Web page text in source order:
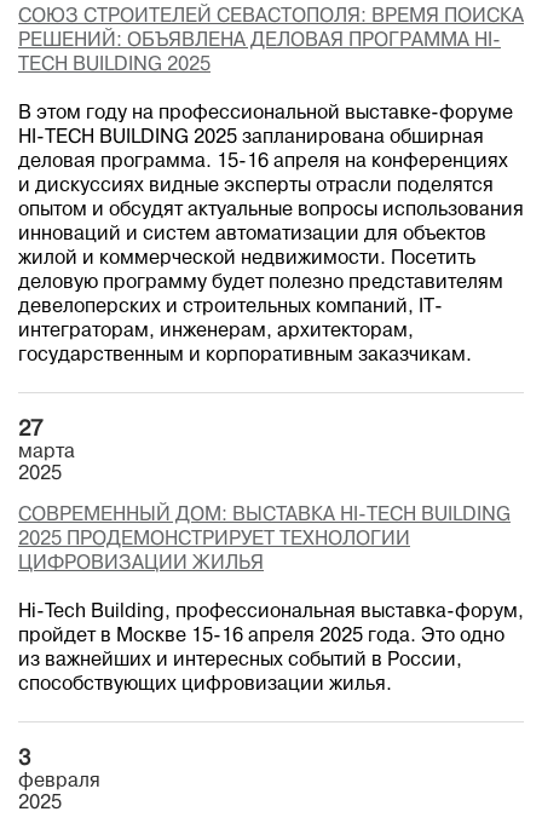
СОЮЗ СТРОИТЕЛЕЙ СЕВАСТОПОЛЯ: ВРЕМЯ ПОИСКА
РЕШЕНИЙ: ОБЪЯВЛЕНА ДЕЛОВАЯ ПРОГРАММА HI-
TECH BUILDING 2025
В этом году на профессиональной выставке-форуме
HI-TECH BUILDING 2025 запланирована обширная
деловая программа. 15-16 апреля на конференциях
и дискуссиях видные эксперты отрасли поделятся
опытом и обсудят актуальные вопросы использования
инноваций и систем автоматизации для объектов
жилой и коммерческой недвижимости. Посетить
деловую программу будет полезно представителям
девелоперских и строительных компаний, IT-
интеграторам, инженерам, архитекторам,
государственным и корпоративным заказчикам.
27
марта
2025
СОВРЕМЕННЫЙ ДОМ: ВЫСТАВКА HI-TECH BUILDING
2025 ПРОДЕМОНСТРИРУЕТ ТЕХНОЛОГИИ
ЦИФРОВИЗАЦИИ ЖИЛЬЯ
Hi-Tech Building, профессиональная выставка-форум,
пройдет в Москве 15-16 апреля 2025 года. Это одно
из важнейших и интересных событий в России,
способствующих цифровизации жилья.
3
февраля
2025